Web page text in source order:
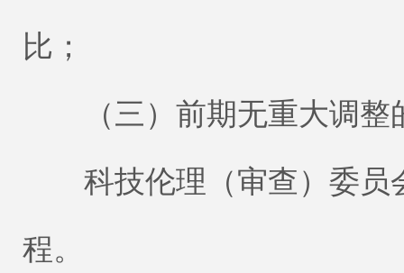
比；
（三）前期无重大调整
科技伦理（审查）委员
程。